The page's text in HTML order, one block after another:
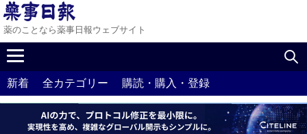
薬のことなら薬事日報ウェブサイト
新着 全カテゴリー 購読・購入・登録